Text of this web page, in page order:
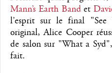
Mann’s Earth Bandet
l’esprit sur le final
original, Alice Cooper
de salon sur "What a
fait.